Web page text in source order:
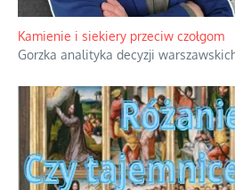
Kamienie i siekiery przeciw czołgom
Gorzka analityka decyzji